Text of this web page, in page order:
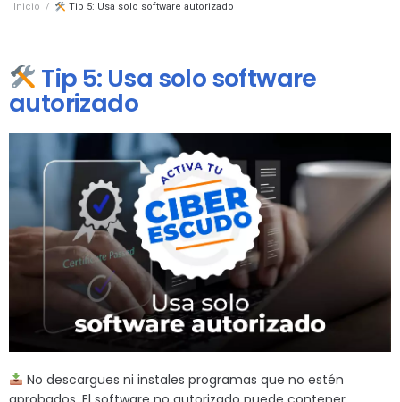
Inicio / Tip 5: Usa solo software autorizado
Tip 5: Usa solo software
autorizado
No descargues ni instales programas que no estén